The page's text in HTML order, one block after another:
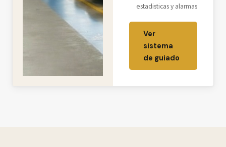
estadisticas y alarmas
Ver
sistema
de guiado